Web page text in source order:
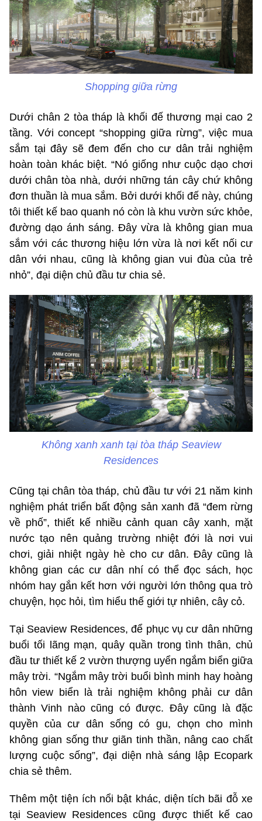
Shopping giữa rừng
Dưới chân 2 tòa tháp là khối đế thương mại cao 2
tầng. Với concept “shopping giữa rừng”, việc mua
sắm tại đây sẽ đem đến cho cư dân trải nghiệm
hoàn toàn khác biệt. “Nó giống như cuộc dạo chơi
dưới chân tòa nhà, dưới những tán cây chứ không
đơn thuần là mua sắm. Bởi dưới khối đế này, chúng
tôi thiết kế bao quanh nó còn là khu vườn sức khỏe,
đường dạo ánh sáng. Đây vừa là không gian mua
sắm với các thương hiệu lớn vừa là nơi kết nối cư
dân với nhau, cũng là không gian vui đùa của trẻ
nhỏ”, đại diện chủ đầu tư chia sẻ.
Không xanh xanh tại tòa tháp Seaview
Residences
Cũng tại chân tòa tháp, chủ đầu tư với 21 năm kinh
nghiệm phát triển bất động sản xanh đã “đem rừng
về phố”, thiết kế nhiều cảnh quan cây xanh, mặt
nước tạo nên quảng trường nhiệt đới là nơi vui
chơi, giải nhiệt ngày hè cho cư dân. Đây cũng là
không gian các cư dân nhí có thể đọc sách, học
nhóm hay gắn kết hơn với người lớn thông qua trò
chuyện, học hỏi, tìm hiểu thế giới tự nhiên, cây cỏ.
Tại Seaview Residences, để phục vụ cư dân những
buổi tối lãng mạn, quây quần trong tình thân, chủ
đầu tư thiết kế 2 vườn thượng uyển ngắm biển giữa
mây trời. “Ngắm mây trời buổi bình minh hay hoàng
hôn view biển là trải nghiệm không phải cư dân
thành Vinh nào cũng có được. Đây cũng là đặc
quyền của cư dân sống có gu, chọn cho mình
không gian sống thư giãn tinh thần, nâng cao chất
lượng cuộc sống”, đại diện nhà sáng lập Ecopark
chia sẻ thêm.
Thêm một tiện ích nổi bật khác, diện tích bãi đỗ xe
tại Seaview Residences cũng được thiết kế cao